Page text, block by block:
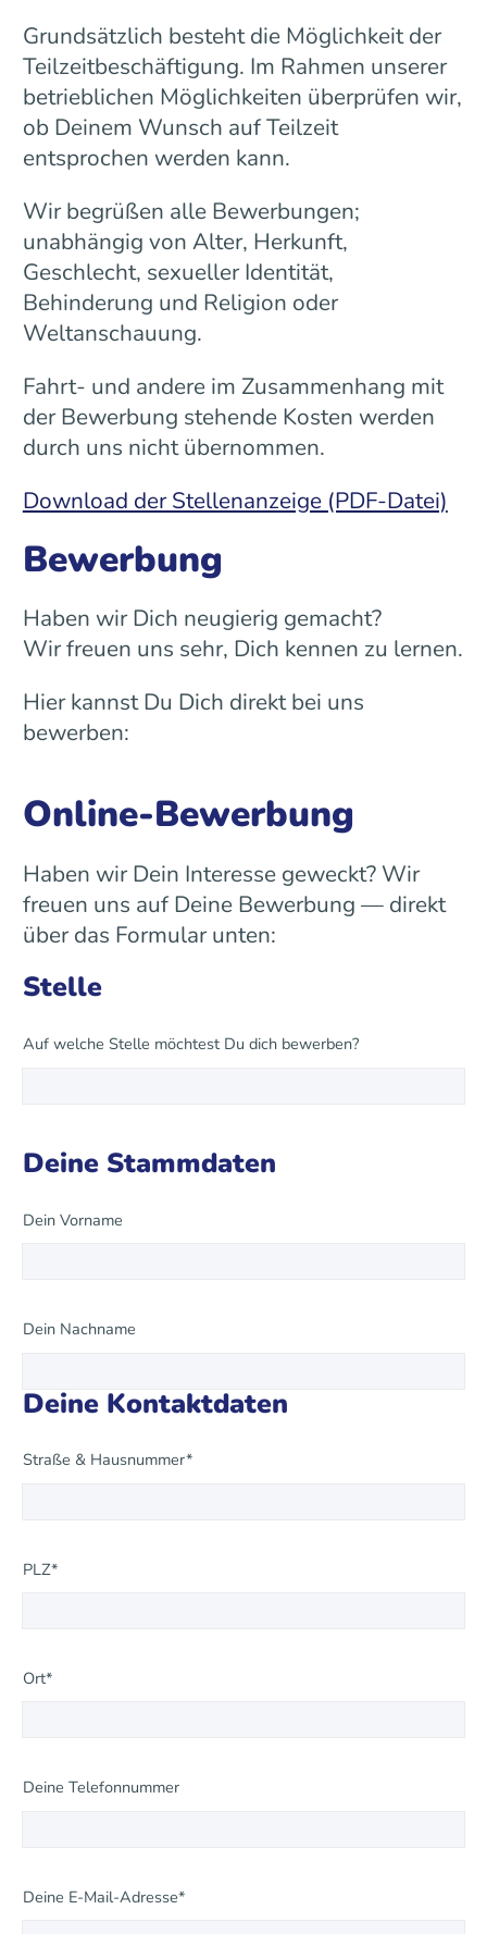
Grundsätzlich besteht die Möglichkeit der
Teilzeitbeschäftigung. Im Rahmen unserer
betrieblichen Möglichkeiten überprüfen wir,
ob Deinem Wunsch auf Teilzeit
entsprochen werden kann.
Wir begrüßen alle Bewerbungen;
unabhängig von Alter, Herkunft,
Geschlecht, sexueller Identität,
Behinderung und Religion oder
Weltanschauung.
Fahrt- und andere im Zusammenhang mit
der Bewerbung stehende Kosten werden
durch uns nicht übernommen.
Download der Stellenanzeige (PDF-Datei)
Bewerbung
Haben wir Dich neugierig gemacht?
Wir freuen uns sehr, Dich kennen zu lernen.
Hier kannst Du Dich direkt bei uns
bewerben:
Online-Bewerbung
Haben wir Dein Interesse geweckt? Wir
freuen uns auf Deine Bewerbung — direkt
über das Formular unten:
Stelle
Auf welche Stelle möchtest Du dich bewerben?
Deine Stammdaten
Dein Vorname
Dein Nachname
Deine Kontaktdaten
Straße & Hausnummer*
PLZ*
Ort*
Deine Telefonnummer
Deine E-Mail-Adresse*